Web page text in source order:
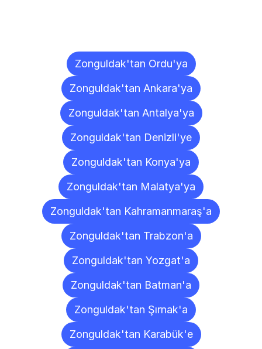
Zonguldak'tan Ordu'ya
Zonguldak'tan Ankara'ya
Zonguldak'tan Antalya'ya
Zonguldak'tan Denizli'ye
Zonguldak'tan Konya'ya
Zonguldak'tan Malatya'ya
Zonguldak'tan Kahramanmaraş'a
Zonguldak'tan Trabzon'a
Zonguldak'tan Yozgat'a
Zonguldak'tan Batman'a
Zonguldak'tan Şırnak'a
Zonguldak'tan Karabük'e